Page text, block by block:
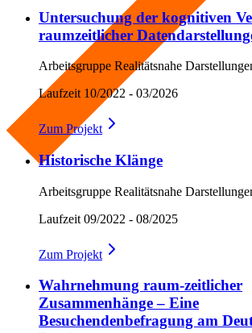
Untersuchung der kognitiven
raumzeitlicher
Arbeitsgruppe Realitätsnahe
Laufzeit 10/2022 - 03/2026
Zum Projekt
Historische Klänge
Arbeitsgruppe Realitätsnahe
Laufzeit 09/2022 - 08/2025
Zum Projekt
Wahrnehmung raum-zeitlicher
Zusammenhänge – Eine
Besuchendenbefragung am